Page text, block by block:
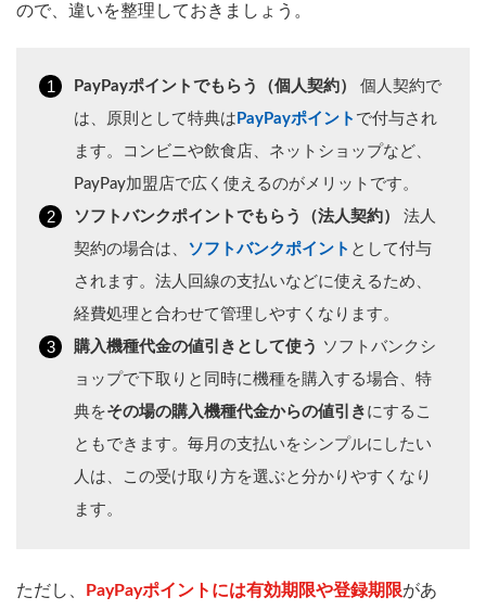
ので、違いを整理しておきましょう。
PayPayポイントでもらう（個人契約）
個人契約で
は、原則として特典は PayPayポイント で付与され
ます。コンビニや飲食店、ネットショップなど、
PayPay加盟店で広く使えるのがメリットです。
ソフトバンクポイントでもらう（法人契約）
法人
契約の場合は、 ソフトバンクポイント として付与
されます。法人回線の支払いなどに使えるため、
経費処理と合わせて管理しやすくなります。
購入機種代金の値引きとして使う ソフトバンクシ
ョップで下取りと同時に機種を購入する場合、特
典をその場の購入機種代金からの値引き にするこ
ともできます。毎月の支払いをシンプルにしたい
人は、この受け取り方を選ぶと分かりやすくなり
ます。
ただし、 PayPayポイントには有効期限や登録期限があ